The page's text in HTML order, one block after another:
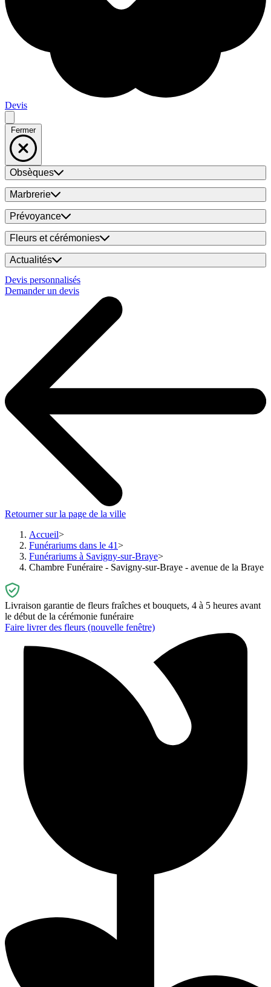
Devis
Fermer
Obsèques
Marbrerie
Prévoyance
Fleurs et cérémonies
Actualités
Devis personnalisés
Demander un devis
Retourner sur la page de la ville
Accueil
Funérariums dans le 41
Funérariums à Savigny-sur-Braye
Chambre Funéraire - Savigny-sur-Braye - avenue de la Braye
Livraison garantie de fleurs fraîches et bouquets, 4 à 5 heures avant
le début de la cérémonie funéraire
Faire livrer des fleurs (nouvelle fenêtre)